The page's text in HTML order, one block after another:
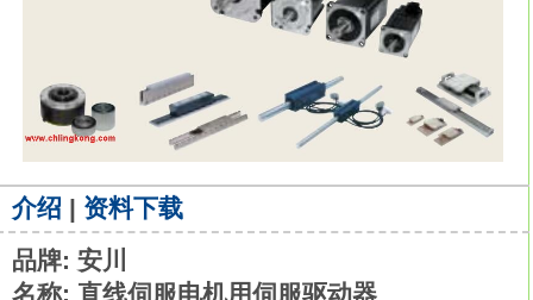
介绍 | 资料下载
品牌: 安川
名称: 直线伺服电机用伺服驱动器